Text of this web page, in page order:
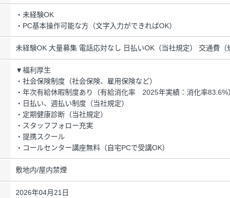
・未経験OK
・PC基本操作可能な方（文字入力ができればOK）
未経験OK 大量募集 電話応対なし 日払いOK（当社規定） 交通費
▼福利厚生
・社会保険制度（社会保険、雇用保険など）
・年次有給休暇制度あり（有給消化率 2025年実績：消化率83.6%
・日払い、週払い制度（当社規定）
・定期健康診断（当社規定）
・スタッフフォロー充実
・提携スクール
・コールセンター講座無料（自宅PCで受講OK）
敷地内/屋内禁煙
2026年04月21日